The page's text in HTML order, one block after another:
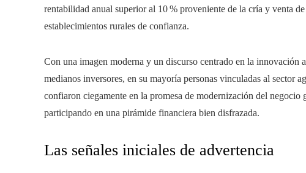
rentabilidad anual superior al 10 % proveniente de la cría y venta
establecimientos rurales de confianza.
Con una imagen moderna y un discurso centrado en la
medianos inversores, en su mayoría personas vinculadas al sector
confiaron ciegamente en la promesa de modernización del negocio
participando en una pirámide financiera bien disfrazada.
Las señales iniciales de advertencia